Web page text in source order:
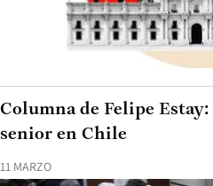
11 MARZO
Columna de Felipe
senior en Chile